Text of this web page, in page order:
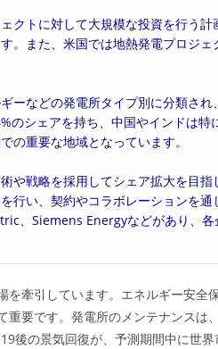
クトに対して大規模な投資を行う計
。また、米国では地熱発電プロジェ
ーなどの発電所タイプ別に分類され
のシェアを持ち、中国やインドは特
の重要な地域となっています。
や戦略を採用してシェア拡大を目指
行い、契約やコラボレーションを
、Siemens Energyなどがあり、各
牽引しています。エネルギー安全
要です。発電所のメンテナンスは
後の景気回復が、予測期間中に世